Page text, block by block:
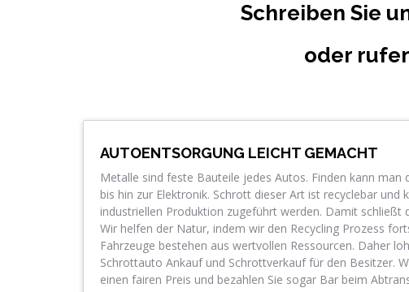
Schreiben Sie
oder
AUTOENTSORGUNG LEICHT GEMACHT
Metalle sind feste Bauteile jedes Autos. Finden kann man
bis hin zur Elektronik. Schrott dieser Art ist recyclebar und
industriellen Produktion zugeführt werden. Damit schließt
Wir helfen der Natur, indem wir den Recycling Prozess
Fahrzeuge bestehen aus wertvollen Ressourcen. Daher
Schrottauto Ankauf und Schrottverkauf für den Besitzer.
einen fairen Preis und bezahlen Sie sogar Bar beim